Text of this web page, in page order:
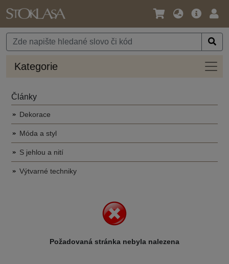
Jazyk
Měna
Hlavní
Kategorie
Články
Dekorace
Móda a styl
S jehlou a nití
Výtvarné techniky
Požadovaná stránka nebyla nalezena